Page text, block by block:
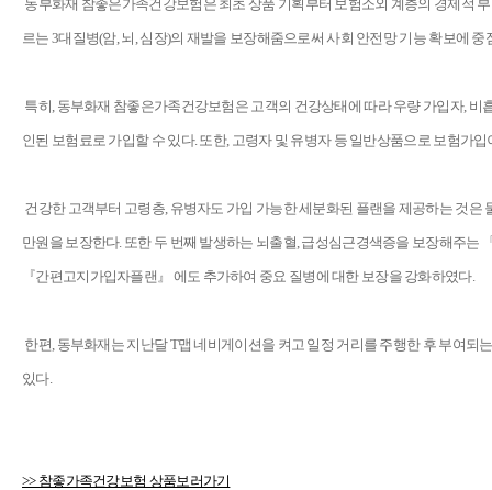
동부화재 참좋은가족건강보험은 최초 상품 기획부터 보험소외 계층의 경제적
르는 3대질병(암, 뇌, 심장)의 재발을 보장해줌으로써 사회 안전망 기능 확보에
특히, 동부화재 참좋은가족건강보험은 고객의 건강상태에 따라 우량 가입자,
인된 보험료로 가입할 수 있다. 또한, 고령자 및 유병자 등 일반상품으로 보험가
건강한 고객부터 고령층, 유병자도 가입 가능한 세분화된 플랜을 제공하는 것
만원을 보장한다. 또한 두 번째 발생하는 뇌출혈, 급성심근경색증을 보장해주
『간편고지가입자플랜』 에도 추가하여 중요 질병에 대한 보장을 강화하였다.
한편, 동부화재는 지난달 T맵 네비게이션을 켜고 일정 거리를 주행한 후 부여되
있다.
>> 참좋가족건강보험 상품보러가기